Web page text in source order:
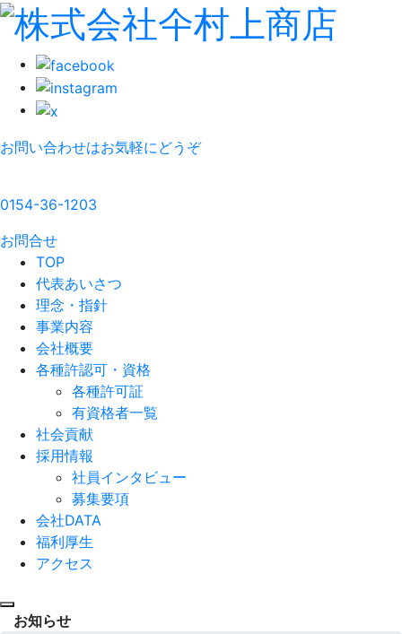
お問い合わせはお気軽にどうぞ
0154-36-1203
お問合せ
TOP
代表あいさつ
理念・指針
事業内容
会社概要
各種許認可・資格
各種許可証
有資格者一覧
社会貢献
採用情報
社員インタビュー
募集要項
会社DATA
福利厚生
アクセス
お知らせ